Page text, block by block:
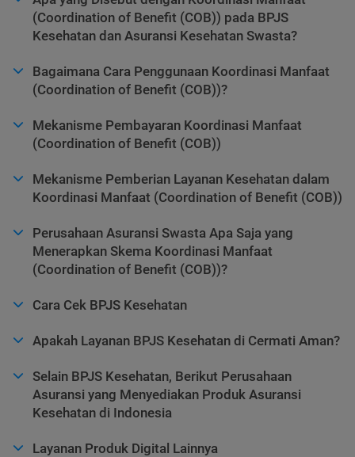
(Coordination of Benefit (COB)) pada BPJS
Kesehatan dan Asuransi Kesehatan Swasta?
Bagaimana Cara Penggunaan Koordinasi Manfaat
(Coordination of Benefit (COB))?
Mekanisme Pembayaran Koordinasi Manfaat
(Coordination of Benefit (COB))
Mekanisme Pemberian Layanan Kesehatan dalam
Koordinasi Manfaat (Coordination of Benefit (COB))
Perusahaan Asuransi Swasta Apa Saja yang
Menerapkan Skema Koordinasi Manfaat
(Coordination of Benefit (COB))?
Cara Cek BPJS Kesehatan
Apakah Layanan BPJS Kesehatan di Cermati Aman?
Selain BPJS Kesehatan, Berikut Perusahaan
Asuransi yang Menyediakan Produk Asuransi
Kesehatan di Indonesia
Layanan Produk Digital Lainnya